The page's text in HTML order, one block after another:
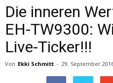
Die inneren
EH-TW9300:
Live-Ticker!!!
Von Ekki Schmitt - 29. September